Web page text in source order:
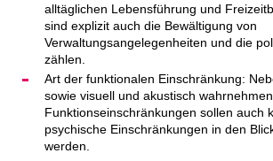
alltäglichen Lebensführung und
sind explizit auch die Bewältigung von
Verwaltungsangelegenheiten und die
zählen.
Art der funktionalen Einschränkung:
sowie visuell und akustisch
Funktionseinschränkungen sollen auch
psychische Einschränkungen in den
werden.